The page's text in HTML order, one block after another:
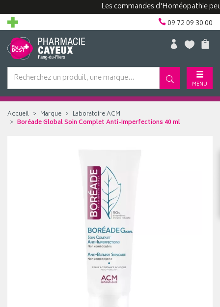
Les commandes d'Homéopathie
09 72 09 30 00
MENU
Accueil Marque
Laboratoire ACM
Boréade Global Soin Complet Anti-Imperfections 40 ml